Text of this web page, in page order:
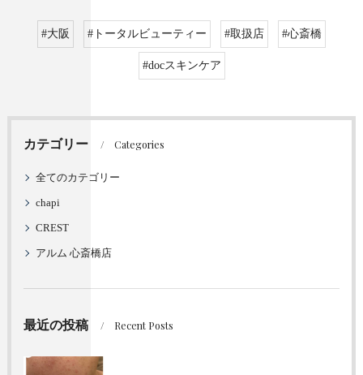
#大阪 #トータルビューティー #取扱店 #心斎橋
#docスキンケア
カテゴリー Categories
全てのカテゴリー
chapi
CREST
アルム 心斎橋店
最近の投稿 Recent Posts